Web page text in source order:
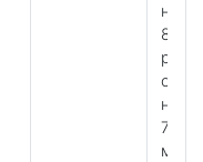
на
8
7